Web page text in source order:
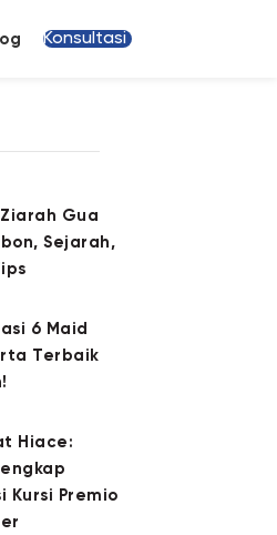
Konsultasi
Gua
Sejarah,
6 Maid
Terbaik
Hiace:
Kursi Premio